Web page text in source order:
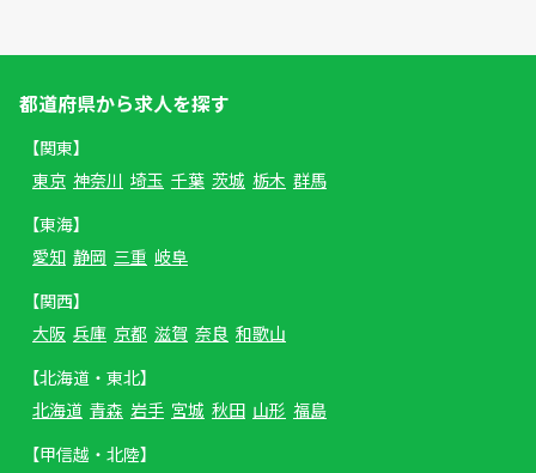
都道府県から求人を探す
【関東】
東京 神奈川 埼玉 千葉 茨城 栃木 群馬
【東海】
愛知 静岡 三重 岐阜
【関西】
大阪 兵庫 京都 滋賀 奈良 和歌山
【北海道・東北】
北海道 青森 岩手 宮城 秋田 山形 福島
【甲信越・北陸】